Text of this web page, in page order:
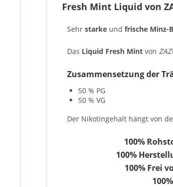
Fresh Mint Liquid von
Sehr starke und frische Minz-
Das Liquid Fresh Mint von
Zusammensetzung der
50 % PG
50 % VG
Der Nikotingehalt hängt von
100%
100%
100% Frei